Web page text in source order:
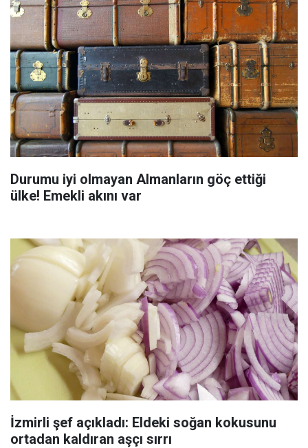
Durumu iyi olmayan Almanların göç ettiği
ülke! Emekli akını var
İzmirli şef açıkladı: Eldeki soğan kokusunu
ortadan kaldıran aşçı sırrı